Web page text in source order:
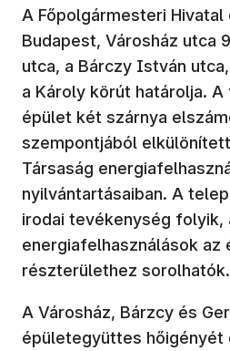
A Főpolgármesteri
Budapest, Városház utca
utca, a Bárczy István
a Károly körút határolja.
épület két szárnya
szempontjából
Társaság
nyilvántartásaiban. A
irodai tevékenység folyik,
energiafelhasználások az
részterülethez sorolhatók.
A Városház, Bárzcy és
épületegyüttes hőigényét